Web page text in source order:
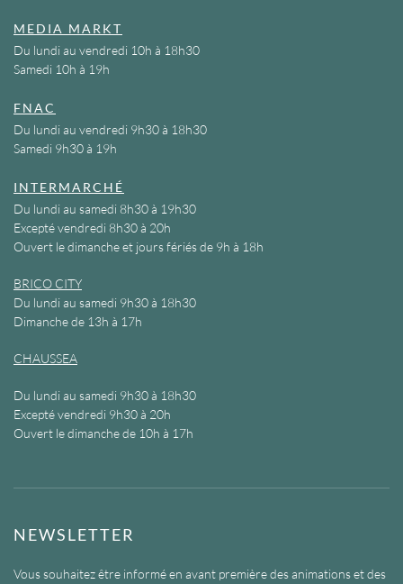
MEDIA MARKT
Du lundi au vendredi 10h à 18h30
Samedi 10h à 19h
FNAC
Du lundi au vendredi 9h30 à 18h30
Samedi 9h30 à 19h
INTERMARCHÉ
Du lundi au samedi 8h30 à 19h30
Excepté vendredi 8h30 à 20h
Ouvert le dimanche et jours fériés de 9h à 18h
BRICO CITY
Du lundi au samedi 9h30 à 18h30
Dimanche de 13h à 17h
CHAUSSEA
Du lundi au samedi 9h30 à 18h30
Excepté vendredi 9h30 à 20h
Ouvert le dimanche de 10h à 17h
NEWSLETTER
Vous souhaitez être informé en avant première des animations et des